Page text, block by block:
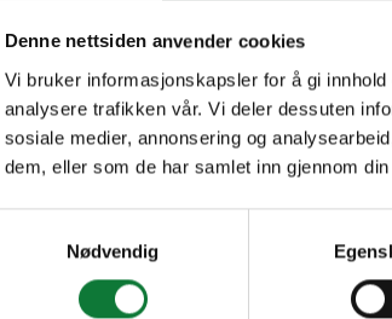
Denne nettsiden anvender cookies
Vi bruker informasjonskapsler for å gi
analysere trafikken vår. Vi deler dessuten
sosiale medier, annonsering og
dem, eller som de har samlet inn gjennom
Nødvendig
Nom
Code postal
Continuer